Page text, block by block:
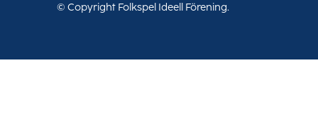
© Copyright Folkspel Ideell Förening.